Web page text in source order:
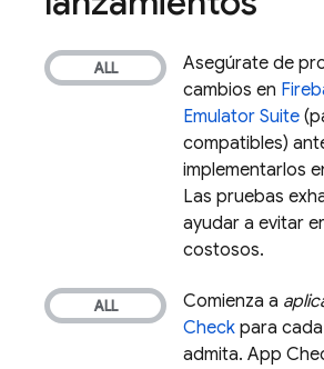
Asegúrate de
cambios en
Emulator Suite
compatibles)
implementarlos
Las pruebas
ayudar a evitar
costosos.
Comienza a
Check para
admita. App